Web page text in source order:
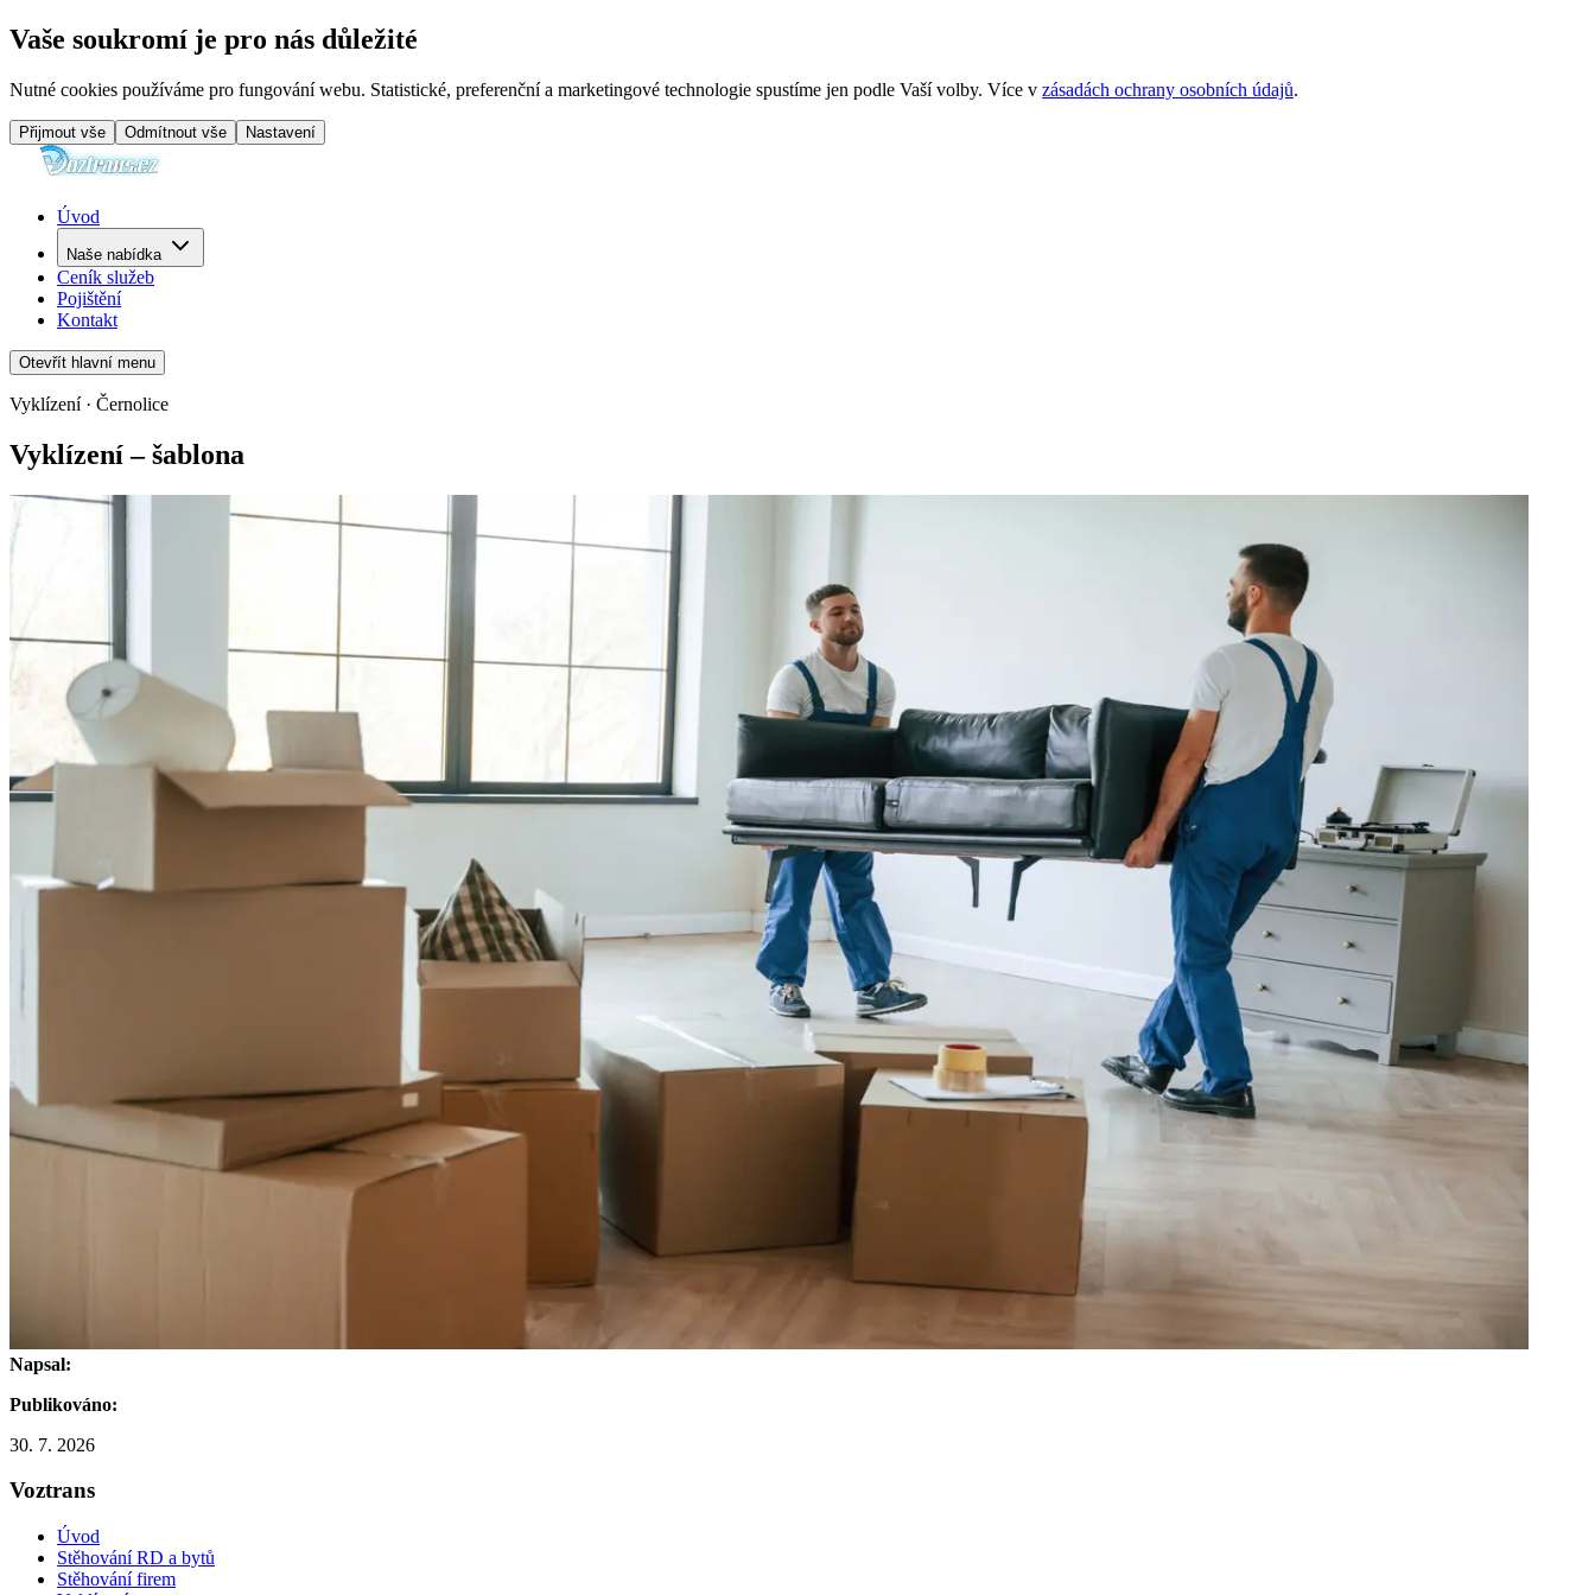
Vaše soukromí je pro nás důležité
Nutné cookies používáme pro fungování webu. Statistické, preferenční a marketingové technologie spustíme jen podle Vaší volby. Více v zásadách ochrany osobních údajů.
Přijmout vše Odmítnout vše Nastavení
Úvod
Naše nabídka
Ceník služeb
Pojištění
Kontakt
Otevřít hlavní menu
Vyklízení · Černolice
Vyklízení – šablona
Napsal:
Publikováno:
30. 7. 2026
Voztrans
Úvod
Stěhování RD a bytů
Stěhování firem